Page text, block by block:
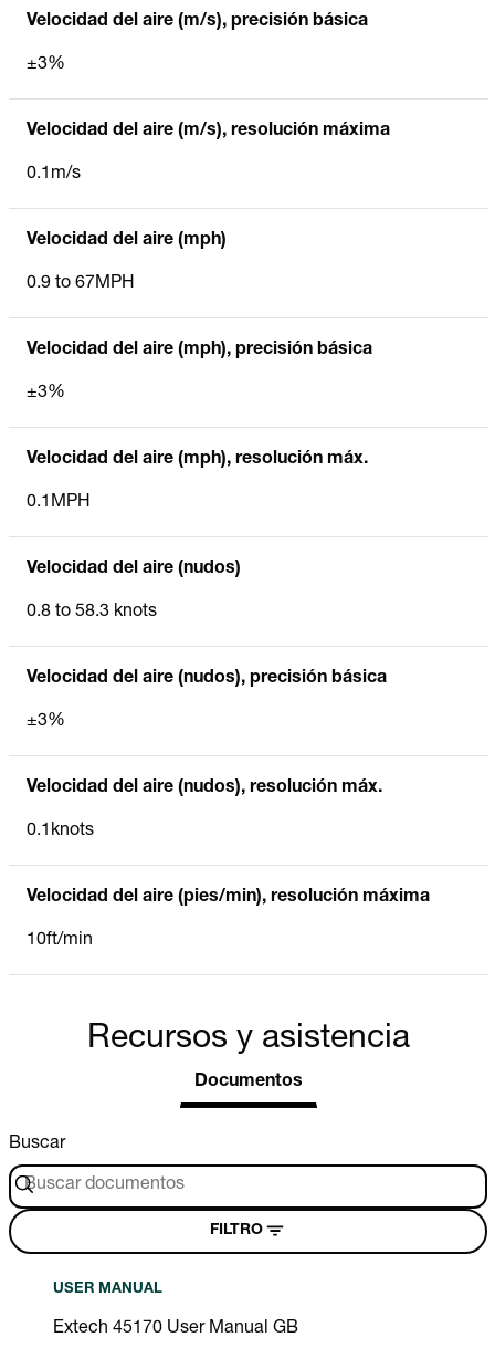
Velocidad del aire (m/s), precisión básica
±3%
Velocidad del aire (m/s), resolución máxima
0.1m/s
Velocidad del aire (mph)
0.9 to 67MPH
Velocidad del aire (mph), precisión básica
±3%
Velocidad del aire (mph), resolución máx.
0.1MPH
Velocidad del aire (nudos)
0.8 to 58.3 knots
Velocidad del aire (nudos), precisión básica
±3%
Velocidad del aire (nudos), resolución máx.
0.1knots
Velocidad del aire (pies/min), resolución máxima
10ft/min
Recursos y asistencia
Documentos
Buscar
FILTRO
USER MANUAL
Extech 45170 User Manual GB